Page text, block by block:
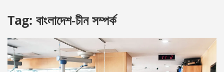
Tag: বাংলাদেশ-চীন সম্পর্ক